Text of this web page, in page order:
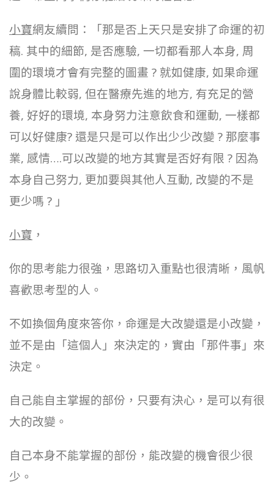
小寶網友續問：「那是否上天只是安排了命運的初
稿. 其中的細節, 是否應驗, 一切都看那人本身, 周
圍的環境才會有完整的圖畫 ? 就如健康, 如果命運
說身體比較弱, 但在醫療先進的地方, 有充足的營
養, 好好的環境, 本身努力注意飲食和運動, 一樣都
可以好健康? 還是只是可以作出少少改變 ? 那麼事
業, 感情….可以改變的地方其實是否好有限 ? 因為
本身自己努力, 更加要與其他人互動, 改變的不是
更少嗎 ? 」
小寶 ，
你的思考能力很強，思路切入重點也很清晰，風帆
喜歡思考型的人。
不如換個角度來答你，命運是大改變還是小改變，
並不是由「這個人」來決定的，實由「那件事」來
決定。
自己能自主掌握的部份，只要有決心，是可以有很
大的改變。
自己本身不能掌握的部份，能改變的機會很少很
少。